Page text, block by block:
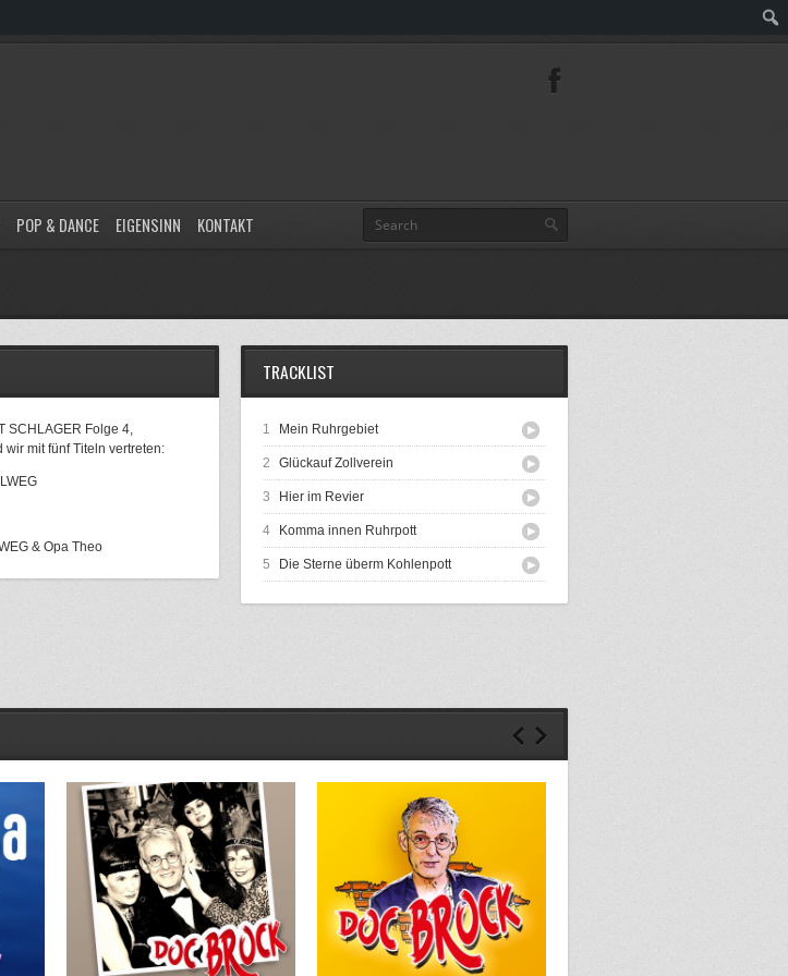
POP & DANCE EIGENSINN KONTAKT
SCHLAGER Folge 4,
mit fünf Titeln vertreten:
& Opa Theo
TRACKLIST
1 Mein Ruhrgebiet
2 Glückauf Zollverein
3 Hier im Revier
4 Komma innen Ruhrpott
5 Die Sterne überm Kohlenpott